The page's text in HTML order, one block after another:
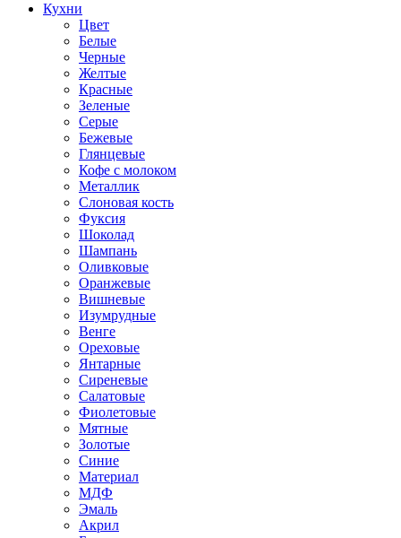
Кухни
Цвет
Белые
Черные
Желтые
Красные
Зеленые
Серые
Бежевые
Глянцевые
Кофе с молоком
Металлик
Слоновая кость
Фуксия
Шоколад
Шампань
Оливковые
Оранжевые
Вишневые
Изумрудные
Венге
Ореховые
Янтарные
Сиреневые
Салатовые
Фиолетовые
Мятные
Золотые
Синие
Материал
МДФ
Эмаль
Акрил